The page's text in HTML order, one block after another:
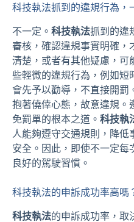
科技執法抓到的違規行為，
不一定。 科技執法抓到的違
審核，確認違規事實明確，
清楚，或者有其他疑慮，可
些輕微的違規行為，例如短
會先予以勸導，不直接開罰
抱著僥倖心態，故意違規。
免罰單的根本之道。 科技執
人能夠遵守交通規則，降低
安全。因此，即使不一定每
良好的駕駛習慣。
科技執法的申訴成功率高嗎
科技執法的申訴成功率，取